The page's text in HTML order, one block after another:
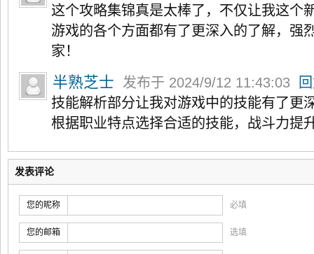
这个攻略集锦真是太棒了，不仅让我这个
游戏的各个方面都有了更深入的了解，强
家！
半熟芝士 发布于 2024/9/12 11:43:03
技能解析部分让我对游戏中的技能有了更
根据职业特点选择合适的技能，战斗力提
发表评论
您的昵称 必填
您的邮箱 选填